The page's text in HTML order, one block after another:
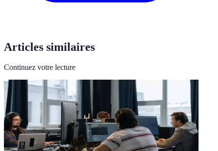
Articles similaires
Continuez votre lecture